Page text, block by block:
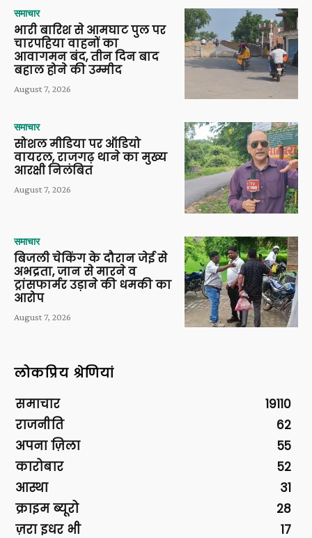
समाचार
भारी बारिश से आमघाट पुल पर
चारपहिया वाहनों का
आवागमन बंद, तीन दिन बाद
बहाल होने की उम्मीद
August 7, 2026
समाचार
सोशल मीडिया पर ऑडियो
वायरल, राजगढ़ थाने का मुख्य
आरक्षी निलंबित
August 7, 2026
समाचार
बिजली चेकिंग के दौरान जेई से
अभद्रता, जान से मारने व
ट्रांसफार्मर उड़ाने की धमकी का
आरोप
August 7, 2026
लोकप्रिय श्रेणियां
समाचार
19110
राजनीति
62
अपना ज़िला
55
कारोबार
52
आस्था
31
क्राइम ब्यूरो
28
ज़रा इधर भी
17